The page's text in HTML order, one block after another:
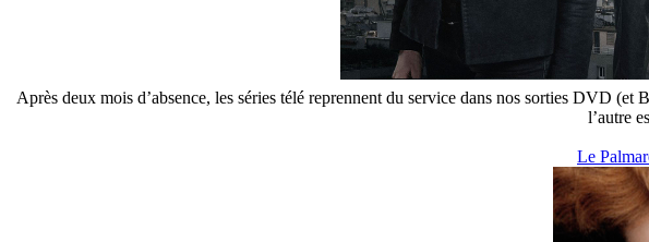
Après deux mois d’absence, les séries télé reprennent du service dans nos sorties DVD
l’autre
Le